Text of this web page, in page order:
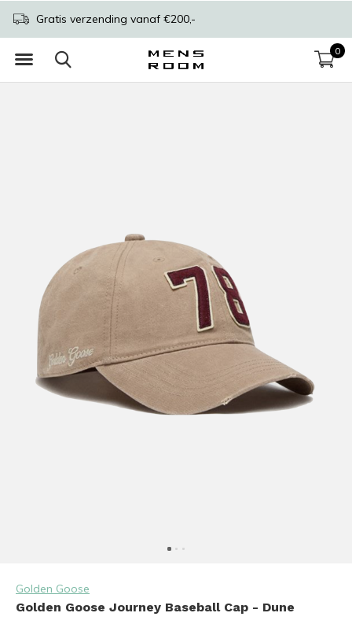
0
Gratis verzending vanaf €200,-
Golden Goose
Golden Goose Journey Baseball Cap - Dune